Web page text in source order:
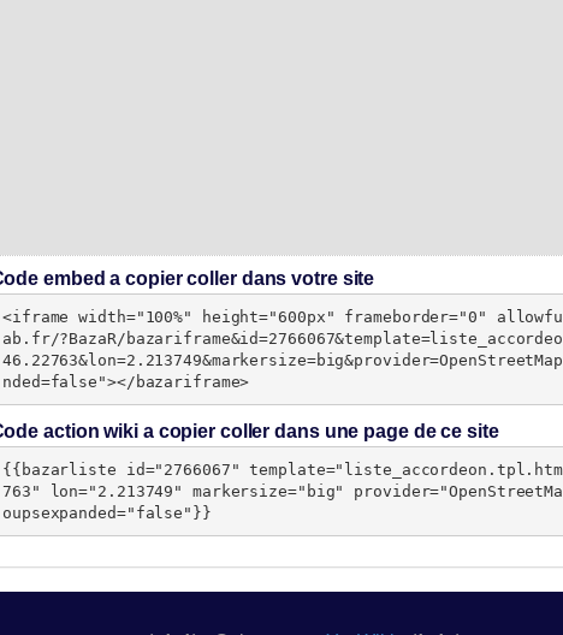
embed a copier coller dans votre site
<iframe width="100%" height="600px" frameborder="0"
ab.fr/?BazaR/
nded=false"></bazariframe>
action wiki a copier coller dans une page de ce site
{{bazarliste id="2766067"
763" lon="2.213749" markersize="big"
oupsexpanded="false"}}